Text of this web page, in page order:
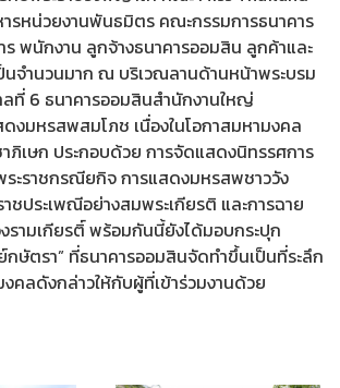
รหน่วยงานพันธมิตร คณะกรรมการธนาคาร
พนักงาน ลูกจ้างธนาคารออมสิน ลูกค้าและ
นจำนวนมาก ณ บริเวณลานด้านหน้าพระบรม
ลที่ 6 ธนาคารออมสินสำนักงานใหญ่
งมหรสพสมโภช เนื่องในโอกาสมหามงคล
ภิเษก ประกอบด้วย การจัดแสดงนิทรรศการ
ระราชกรณียกิจ การแสดงมหรสพชาววัง
ชประเพณีอย่างสมพระเกียรติ และการฉาย
รามเกียรติ์ พร้อมกันนี้ยังได้มอบกระปุก
กษัตรา” ที่ธนาคารออมสินจัดทำขึ้นเป็นที่ระลึก
งคลดังกล่าวให้กับผู้ที่เข้าร่วมงานด้วย